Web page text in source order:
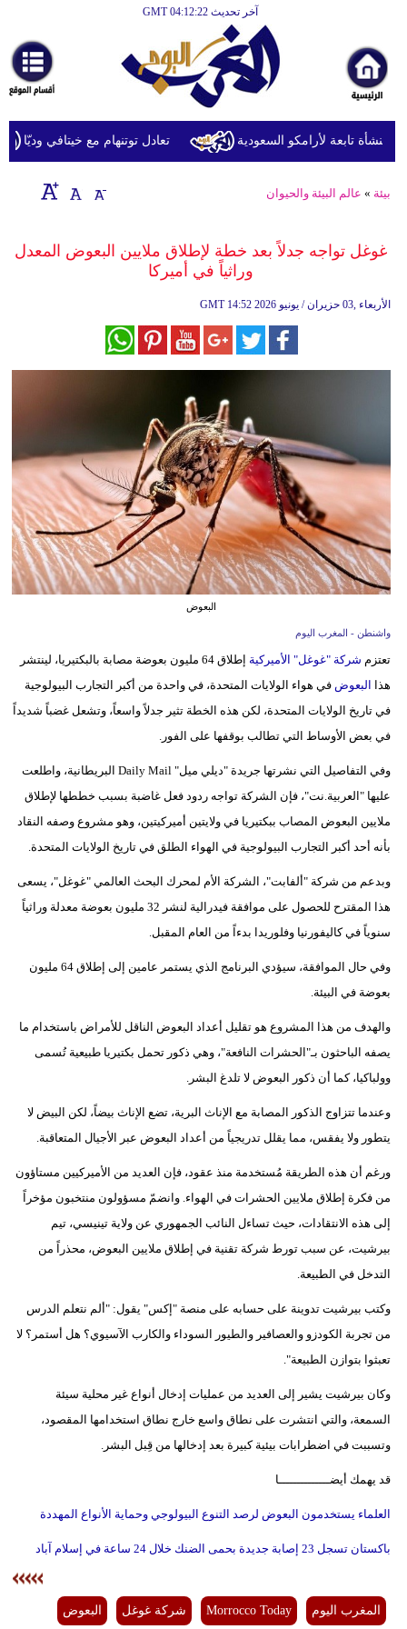
آخر تحديث GMT 04:12:22
أخبارعاجلة
رياضة
ثقافة
إقتصاد
وموسيقى
ديكور
أخبار
البرلمان
المغربي
مرأة
أزياء
علوم
وتكنولوجيا
بيئة
مدوَّنات
فيديو
تعادل توتنهام مع خيتافي وديّا تابعة لأرامكو السعودية
بيئة » عالم البيئة والحيوان
غوغل تواجه جدلاً بعد خطة لإطلاق ملايين البعوض المعدل
وراثياً في أميركا
GMT 14:52 2026 الأربعاء ,03 حزيران / يونيو
البعوض
واشنطن - المغرب اليوم
تعتزم شركة "غوغل" الأميركية
إطلاق 64 مليون بعوضة مصابة بالبكتيريا، لينتشر
هذا البعوض في هواء الولايات المتحدة، في واحدة من أكبر التجارب البيولوجية
في تاريخ الولايات المتحدة، لكن هذه الخطة تثير جدلاً واسعاً، وتشعل غضباً شديداً
في بعض الأوساط التي تطالب بوقفها على الفور.
وفي التفاصيل التي نشرتها جريدة "ديلي ميل" Daily Mail البريطانية، واطلعت
عليها "العربية.نت"، فإن الشركة تواجه ردود فعل غاضبة بسبب خططها لإطلاق
ملايين البعوض المصاب ببكتيريا في ولايتين أميركيتين، وهو مشروع وصفه النقاد
بأنه أحد أكبر التجارب البيولوجية في الهواء الطلق في تاريخ الولايات المتحدة.
وبدعم من شركة "ألفابت"، الشركة الأم لمحرك البحث العالمي "غوغل"، يسعى
هذا المقترح للحصول على موافقة فيدرالية لنشر 32 مليون بعوضة معدلة وراثياً
سنوياً في كاليفورنيا وفلوريدا بدءاً من العام المقبل.
وفي حال الموافقة، سيؤدي البرنامج الذي يستمر عامين إلى إطلاق 64 مليون
بعوضة في البيئة.
والهدف من هذا المشروع هو تقليل أعداد البعوض الناقل للأمراض باستخدام ما
يصفه الباحثون بـ"الحشرات النافعة"، وهي ذكور تحمل بكتيريا طبيعية تُسمى
وولباكيا، كما أن ذكور البعوض لا تلدغ البشر.
وعندما تتزاوج الذكور المصابة مع الإناث البرية، تضع الإناث بيضاً، لكن البيض لا
يتطور ولا يفقس، مما يقلل تدريجياً من أعداد البعوض عبر الأجيال المتعاقبة.
ورغم أن هذه الطريقة مُستخدمة منذ عقود، فإن العديد من الأميركيين مستاؤون
من فكرة إطلاق ملايين الحشرات في الهواء. وانضمّ مسؤولون منتخبون مؤخراً
إلى هذه الانتقادات، حيث تساءل النائب الجمهوري عن ولاية تينيسي، تيم
بيرشيت، عن سبب تورط شركة تقنية في إطلاق ملايين البعوض، محذراً من
التدخل في الطبيعة.
وكتب بيرشيت تدوينة على حسابه على منصة "إكس" يقول: "ألم نتعلم الدرس
من تجربة الكودزو والعصافير والطيور السوداء والكارب الآسيوي؟ هل أستمر؟ لا
تعبثوا بتوازن الطبيعة".
وكان بيرشيت يشير إلى العديد من عمليات إدخال أنواع غير محلية سيئة
السمعة، والتي انتشرت على نطاق واسع خارج نطاق استخدامها المقصود،
وتسببت في اضطرابات بيئية كبيرة بعد إدخالها من قِبل البشر.
قد يهمك أيضــــــــــــــا
العلماء يستخدمون البعوض لرصد التنوع البيولوجي وحماية الأنواع المهددة
باكستان تسجل 23 إصابة جديدة بحمى الضنك خلال 24 ساعة في إسلام آباد
المغرب اليوم Morrocco Today شركة غوغل البعوض